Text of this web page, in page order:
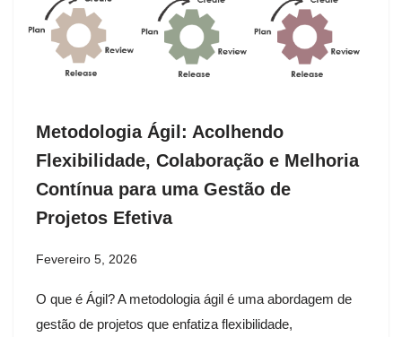
Metodologia Ágil: Acolhendo
Flexibilidade, Colaboração e Melhoria
Contínua para uma Gestão de
Projetos Efetiva
Fevereiro 5, 2026
O que é Ágil? A metodologia ágil é uma abordagem de
gestão de projetos que enfatiza flexibilidade,